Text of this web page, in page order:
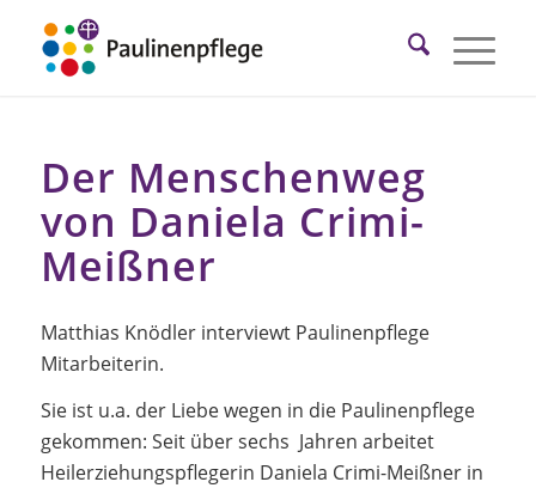
Der Menschenweg
von Daniela Crimi-
Meißner
Matthias Knödler interviewt Paulinenpflege
Mitarbeiterin.
Sie ist u.a. der Liebe wegen in die Paulinenpflege
gekommen: Seit über sechs Jahren arbeitet
Heilerziehungspflegerin Daniela Crimi-Meißner in